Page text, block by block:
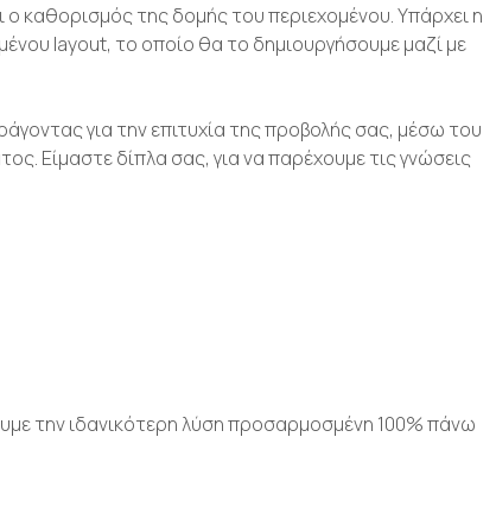
καθορισμός της δομής του περιεχομένου. Υπάρχει η
layout, το οποίο θα το δημιουργήσουμε μαζί με
για την επιτυχία της προβολής σας, μέσω του
Είμαστε δίπλα σας, για να παρέχουμε τις γνώσεις
την ιδανικότερη λύση προσαρμοσμένη 100% πάνω